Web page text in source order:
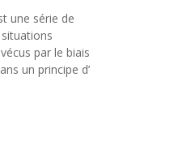
une série de
par le biais
un principe d’